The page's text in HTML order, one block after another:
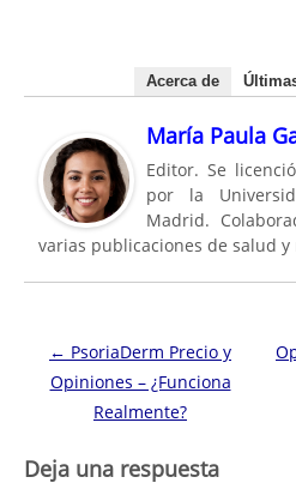
Acerca de
María Paula
Editor. Se
por la
Madrid.
varias publicaciones de salud y
Navegación de entradas
← PsoriaDerm Precio y
Opiniones – ¿Funciona
Realmente?
Deja una respuesta